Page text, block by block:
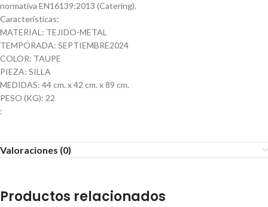
normativa EN16139:2013 (Catering).
Características:
MATERIAL: TEJIDO-METAL
TEMPORADA: SEPTIEMBRE2024
COLOR: TAUPE
PIEZA: SILLA
MEDIDAS: 44 cm. x 42 cm. x 89 cm.
PESO (KG): 22
:
Valoraciones (0)
Productos relacionados